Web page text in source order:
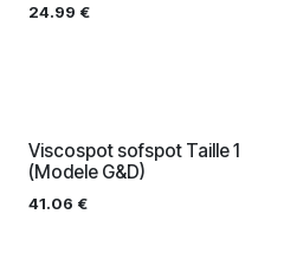
24.99 €
Viscospot sofspot Taille 1
(Modele G&D)
41.06 €